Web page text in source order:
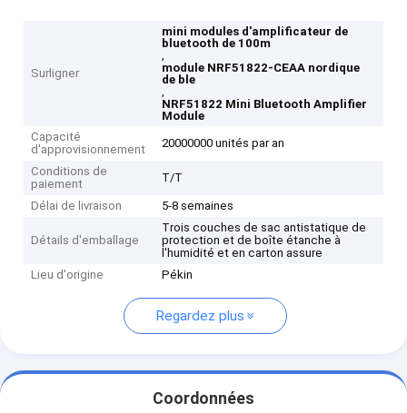
Surligner
mini modules d'amplificateur de
bluetooth de 100m
,
module NRF51822-CEAA nordique
de ble
,
NRF51822 Mini Bluetooth Amplifier
Module
Capacité
d'approvisionnement
20000000 unités par an
Conditions de
paiement
T/T
Délai de livraison 5-8 semaines
Détails d'emballage
Trois couches de sac antistatique de
protection et de boîte étanche à
l'humidité et en carton assure
Lieu d'origine
Pékin
Regardez plus
Coordonnées